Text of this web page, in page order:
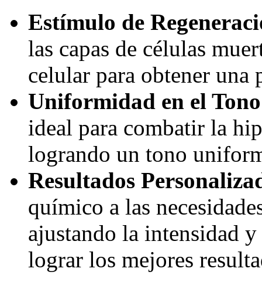
Estímulo de
las capas de células
celular para obtener
Uniformidad en el
ideal para combatir la
logrando un tono
Resultados
químico a las
ajustando la intensidad
lograr los mejores